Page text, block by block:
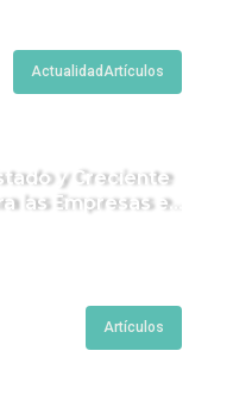
ActualidadArtículos
y Creciente
las Empresas en
Artículos